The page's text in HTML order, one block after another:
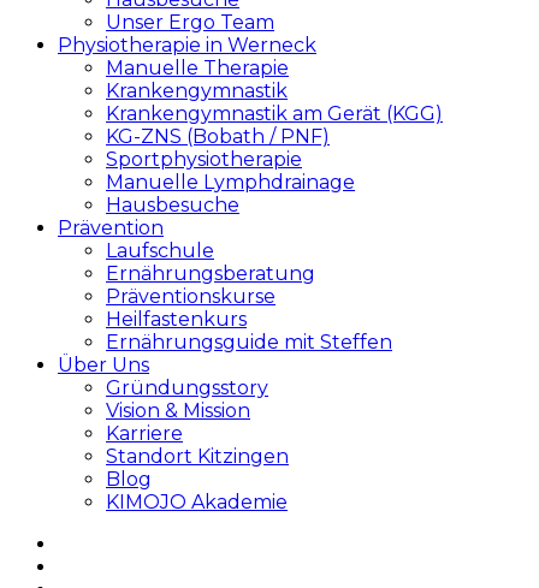
Unser Ergo Team
Physiotherapie in Werneck
Manuelle Therapie
Krankengymnastik
Krankengymnastik am Gerät (KGG)
KG-ZNS (Bobath / PNF)
Sportphysiotherapie
Manuelle Lymphdrainage
Hausbesuche
Prävention
Laufschule
Ernährungsberatung
Präventionskurse
Heilfastenkurs
Ernährungsguide mit Steffen
Über Uns
Gründungsstory
Vision & Mission
Karriere
Standort Kitzingen
Blog
KIMOJO Akademie